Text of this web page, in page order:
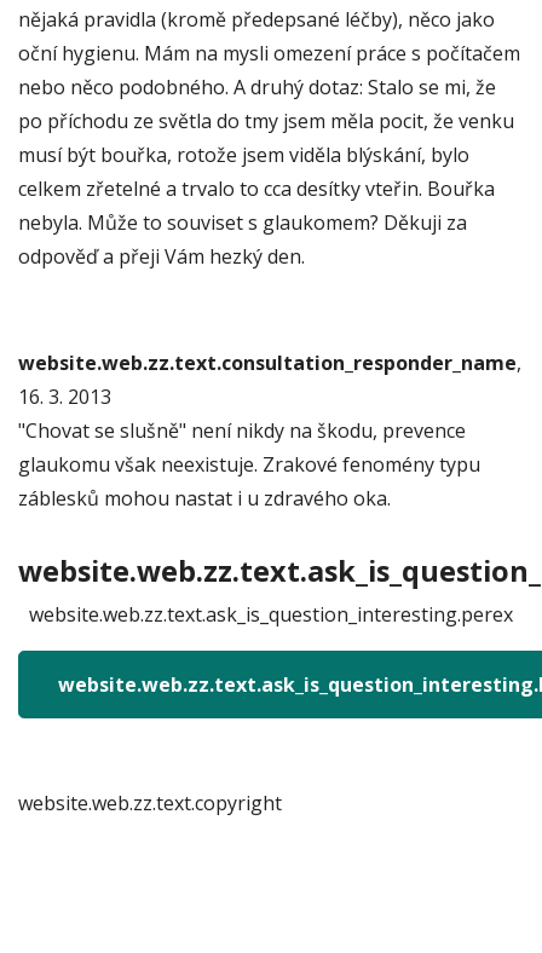
nějaká pravidla (kromě předepsané léčby), něco jako
oční hygienu. Mám na mysli omezení práce s počítačem
nebo něco podobného. A druhý dotaz: Stalo se mi, že
po příchodu ze světla do tmy jsem měla pocit, že venku
musí být bouřka, rotože jsem viděla blýskání, bylo
celkem zřetelné a trvalo to cca desítky vteřin. Bouřka
nebyla. Může to souviset s glaukomem? Děkuji za
odpověď a přeji Vám hezký den.
website.web.zz.text.consultation_responder_name,
16. 3. 2013
"Chovat se slušně" není nikdy na škodu, prevence
glaukomu však neexistuje. Zrakové fenomény typu
záblesků mohou nastat i u zdravého oka.
website.web.zz.text.ask_is_question_interesting.perex
website.web.zz.text.copyright